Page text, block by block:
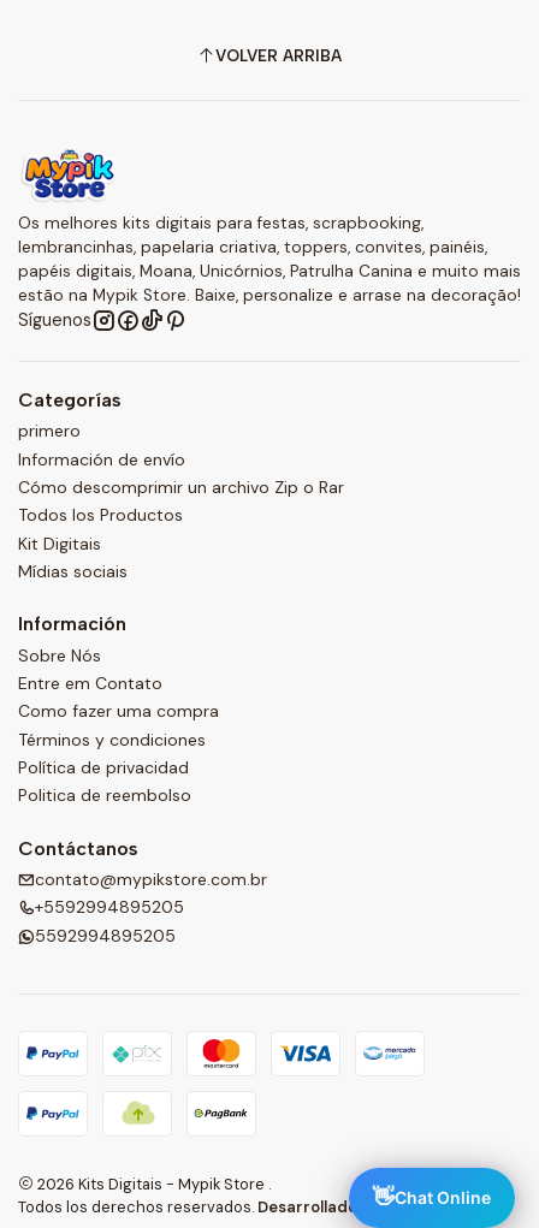
VOLVER ARRIBA
Os melhores kits digitais para festas, scrapbooking,
lembrancinhas, papelaria criativa, toppers, convites, painéis,
papéis digitais, Moana, Unicórnios, Patrulha Canina e muito mais
estão na Mypik Store. Baixe, personalize e arrase na decoração!
Síguenos
Categorías
primero
Información de envío
Cómo descomprimir un archivo Zip o Rar
Todos los Productos
Kit Digitais
Mídias sociais
Información
Sobre Nós
Entre em Contato
Como fazer uma compra
Términos y condiciones
Política de privacidad
Politica de reembolso
Contáctanos
contato@mypikstore.com.br
+5592994895205
5592994895205
2026 Kits Digitais - Mypik Store .
Todos los derechos reservados. Desarrollado por Jumpseller.
👋Chat Online